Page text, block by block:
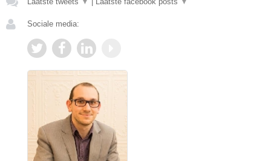
Sociale media: